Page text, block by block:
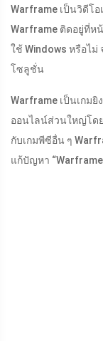
Warframe เป็นวิดีโ
Warframe ติดอยู่ที่ห
ใช้ Windows หรือไ
โซลูชั่น
Warframe เป็นเกม
ออนไลน์ส่วนใหญ่โด
กับเกมพีซีอื่น ๆ
แก้ปัญหา